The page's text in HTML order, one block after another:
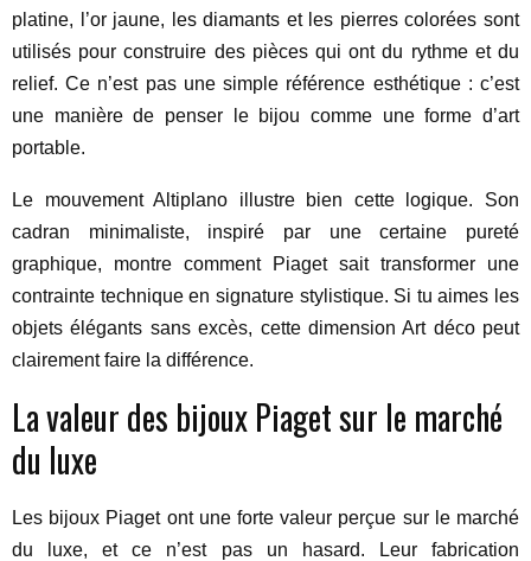
platine, l’or jaune, les diamants et les pierres colorées sont
utilisés pour construire des pièces qui ont du rythme et du
relief. Ce n’est pas une simple référence esthétique : c’est
une manière de penser le bijou comme une forme d’art
portable.
Le mouvement Altiplano illustre bien cette logique. Son
cadran minimaliste, inspiré par une certaine pureté
graphique, montre comment Piaget sait transformer une
contrainte technique en signature stylistique. Si tu aimes les
objets élégants sans excès, cette dimension Art déco peut
clairement faire la différence.
La valeur des bijoux Piaget sur le marché
du luxe
Les bijoux Piaget ont une forte valeur perçue sur le marché
du luxe, et ce n’est pas un hasard. Leur fabrication